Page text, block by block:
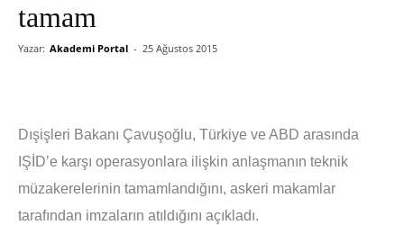
tamam
Yazar: Akademi Portal - 25 Ağustos 2015
Dışişleri Bakanı Çavuşoğlu, Türkiye ve ABD arasında
IŞİD’e karşı operasyonlara ilişkin anlaşmanın teknik
müzakerelerinin tamamlandığını, askeri makamlar
tarafından imzaların atıldığını açıkladı.